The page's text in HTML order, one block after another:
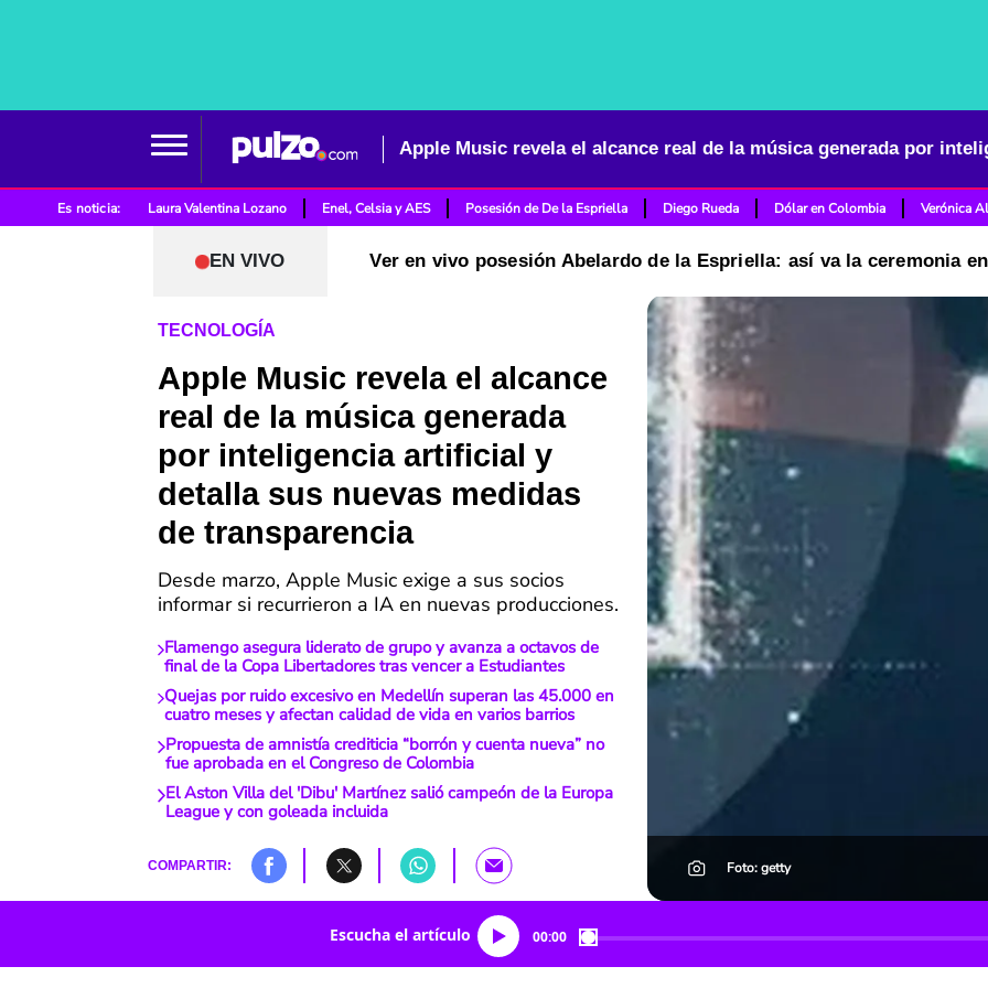
Es noticia: Laura Valentina Lozano Enel, Celsia y AES Posesión de De la Espriella Diego Rueda Dólar en Colombia Verónica
EN VIVO Ver en vivo posesión Abelardo de la Espriella: así va la ceremonia
TECNOLOGÍA
Apple Music revela el alcance
real de la música generada
por inteligencia artificial y
detalla sus nuevas medidas
de transparencia
Desde marzo, Apple Music exige a sus socios
informar si recurrieron a IA en nuevas producciones.
Flamengo asegura liderato de grupo y avanza a octavos de
final de la Copa Libertadores tras vencer a Estudiantes
Quejas por ruido excesivo en Medellín superan las 45.000 en
cuatro meses y afectan calidad de vida en varios barrios
Propuesta de amnistía crediticia “borrón y cuenta nueva” no
fue aprobada en el Congreso de Colombia
El Aston Villa del 'Dibu' Martínez salió campeón de la Europa
League y con goleada incluida
COMPARTIR: Foto: getty
Escucha el artículo 00:00